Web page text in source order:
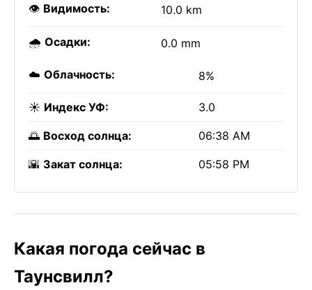
👁️ Видимость: 10.0 km
🌧️ Осадки: 0.0 mm
☁️ Облачность: 8%
☀️ Индекс УФ: 3.0
🌅 Восход солнца: 06:38 AM
🌇 Закат солнца: 05:58 PM
Какая погода сейчас в
Таунсвилл?